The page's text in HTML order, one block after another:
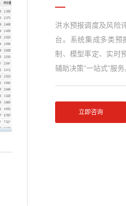
洪水预报调度及风险
台。系统集成多类预
制、模型率定、实时
辅助决策“一站式”服务
立即咨询